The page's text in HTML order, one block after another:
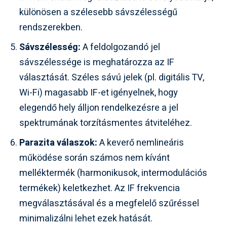
különösen a szélesebb sávszélességű
rendszerekben.
Sávszélesség:A feldolgozandó jel
sávszélessége is meghatározza az IF
választását. Széles sávú jelek (pl. digitális TV,
Wi-Fi) magasabb IF-et igényelnek, hogy
elegendő hely álljon rendelkezésre a jel
spektrumának torzításmentes átviteléhez.
Parazita válaszok:A keverő nemlineáris
működése során számos nem kívánt
melléktermék (harmonikusok, intermodulációs
termékek) keletkezhet. Az IF frekvencia
megválasztásával és a megfelelő szűréssel
minimalizálni lehet ezek hatását.